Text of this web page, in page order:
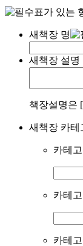
표가 있는
새책장 명
새책장 설명
책장설명은
새책장 카테
카테고
카테고
카테고